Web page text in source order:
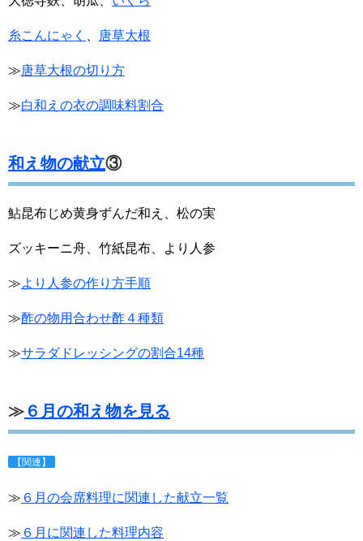
糸こんにゃく 唐草大根
≫唐草大根の切り方
≫白和えの衣の調味料割合
和え物の献立③
鮎昆布じめ黄身ずんだ和え、松の実
ズッキーニ舟、竹紙昆布、より人参
≫より人参の作り方手順
≫酢の物用合わせ酢４種類
≫サラダドレッシングの割合14種
≫ ６月の和え物を見る
【関連】
≫ ６月の会席料理に関連した献立一覧
≫ ６月に関連した料理内容